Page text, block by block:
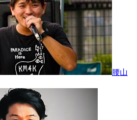
腰山